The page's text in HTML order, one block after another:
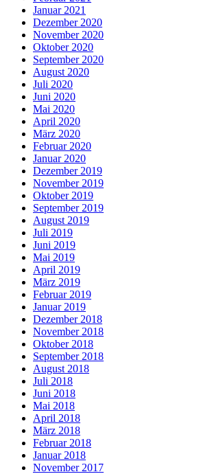
Januar 2021
Dezember 2020
November 2020
Oktober 2020
September 2020
August 2020
Juli 2020
Juni 2020
Mai 2020
April 2020
März 2020
Februar 2020
Januar 2020
Dezember 2019
November 2019
Oktober 2019
September 2019
August 2019
Juli 2019
Juni 2019
Mai 2019
April 2019
März 2019
Februar 2019
Januar 2019
Dezember 2018
November 2018
Oktober 2018
September 2018
August 2018
Juli 2018
Juni 2018
Mai 2018
April 2018
März 2018
Februar 2018
Januar 2018
November 2017